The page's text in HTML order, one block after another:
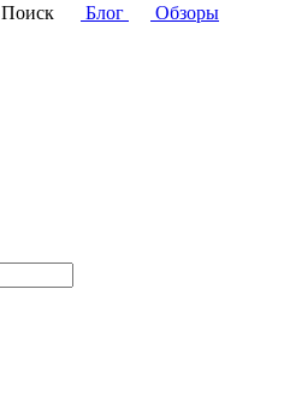
Поиск Блог
Обзоры